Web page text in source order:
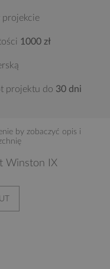
projekcie
1000 zł
projektu do 30 dni
by zobaczyć opis i